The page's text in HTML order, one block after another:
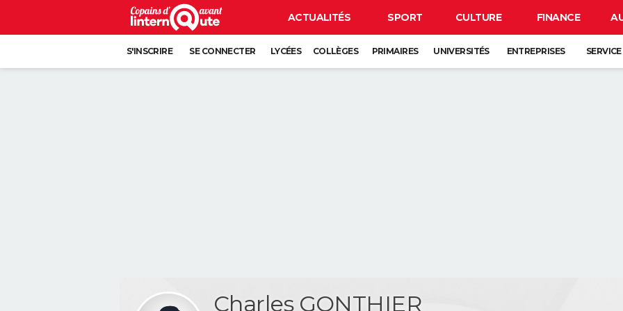
ACTUALITÉS SPORT CULTURE FINANCE
S'INSCRIRE SE CONNECTER LYCÉES COLLÈGES PRIMAIRES UNIVERSITÉS ENTREPRISES
Charles GONTHIER